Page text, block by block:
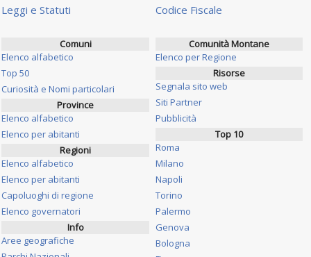
Leggi e Statuti
Codice Fiscale
Comuni
Elenco alfabetico
Top 50
Curiosità e Nomi particolari
Province
Elenco alfabetico
Elenco per abitanti
Regioni
Elenco alfabetico
Elenco per abitanti
Capoluoghi di regione
Elenco governatori
Info
Aree geografiche
Comunità Montane
Elenco per Regione
Risorse
Segnala sito web
Siti Partner
Pubblicità
Top 10
Roma
Milano
Napoli
Torino
Palermo
Genova
Bologna